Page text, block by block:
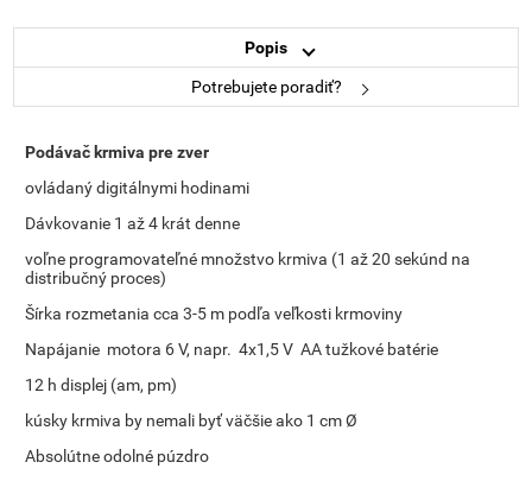
Popis
Potrebujete poradiť?
Podávač krmiva pre zver
ovládaný digitálnymi hodinami
Dávkovanie 1 až 4 krát denne
voľne programovateľné množstvo krmiva (1 až 20 sekúnd na
distribučný proces)
Šírka rozmetania cca 3-5 m podľa veľkosti krmoviny
Napájanie motora 6 V, napr. 4x1,5 V AA tužkové batérie
12 h displej (am, pm)
kúsky krmiva by nemali byť väčšie ako 1 cm Ø
Absolútne odolné púzdro